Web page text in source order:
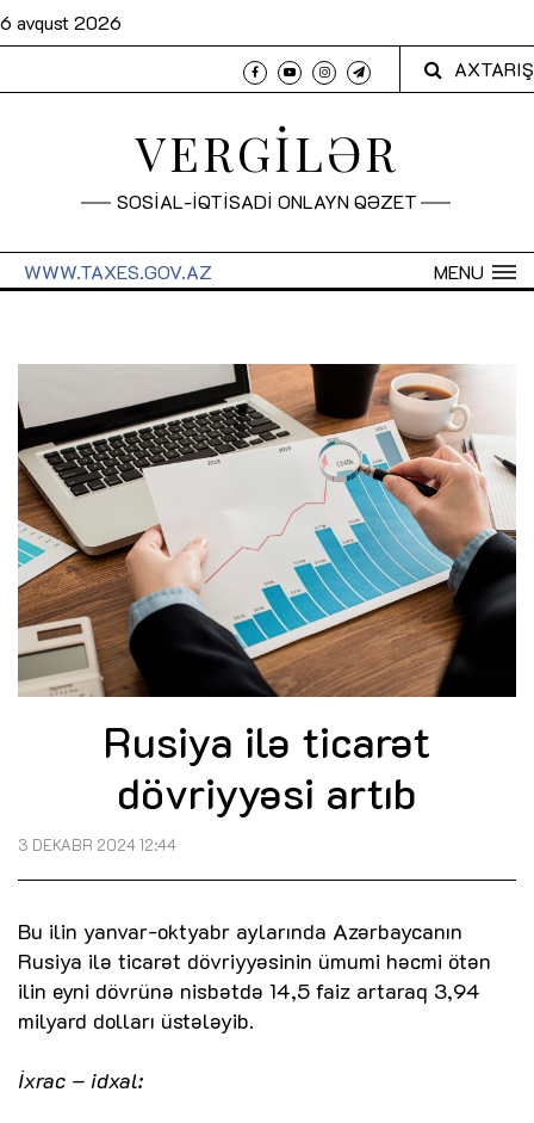
6 avqust 2026
AXTARIŞ
VERGİLƏR
SOSİAL-İQTİSADİ ONLAYN QƏZET
MENU
WWW.TAXES.GOV.AZ
Rusiya ilə ticarət
dövriyyəsi artıb
3 DEKABR 2024 12:44
Bu ilin yanvar-oktyabr aylarında Azərbaycanın
Rusiya ilə ticarət dövriyyəsinin ümumi həcmi ötən
ilin eyni dövrünə nisbətdə 14,5 faiz artaraq 3,94
milyard dolları üstələyib.
İxrac – idxal: